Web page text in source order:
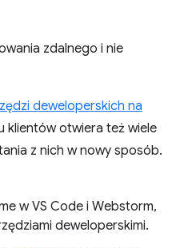
zdalnego i nie
deweloperskich na
klientów otwiera też wiele
z nich w nowy sposób.
w VS Code i Webstorm,
deweloperskimi.